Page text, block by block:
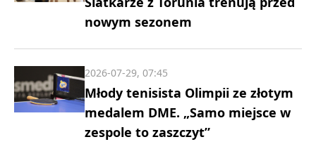
nowym sezonem
Młody tenisista Olimpii ze złotym
medalem DME. „Samo miejsce w
zespole to zaszczyt”
2026-07-29, 07:45